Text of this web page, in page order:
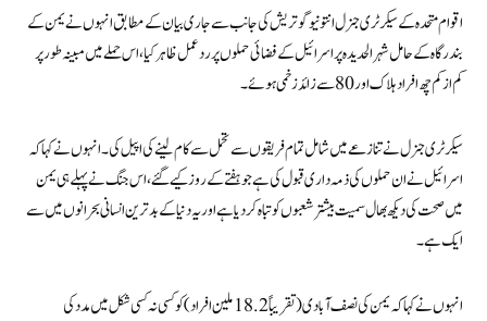
اقوام متحدہ کے سیکرٹری جنرل انتونیو گوتریش کی جانب سے جاری بیان کے مطابق انہوں نے یمن کے
بندرگاہ کے حامل شہر الحدیدہ پر اسرائیل کے فضائی حملوں پر ردعمل ظاہر کیا ،اس حملے میں مبینہ طور پر
کم از کم چھ افراد ہلاک اور 80 سے زائد زخمی ہوئے ۔
سیکرٹری جنرل نے تنازعے میں شامل تمام فریقوں سےتحمل سے کام لینے کی اپیل کی۔ انہوں نے کہاکہ
اسرائیل نے ان حملوں کی ذمہ داری قبول کی ہے جو ہفتے کے روز کیے گئے، اس جنگ نے پہلے ہی یمن
میں صحت کی دیکھ بھال سمیت بیشتر شعبوں کو تباہ کر دیا ہے اور یہ دنیا کے بدترین انسانی بحرانوں میں سے
ایک ہے۔
انہوں نے کہاکہ یمن کی نصف آبادی( تقریباً 18.2 ملین افراد )کو کسی نہ کسی شکل میں مدد کی